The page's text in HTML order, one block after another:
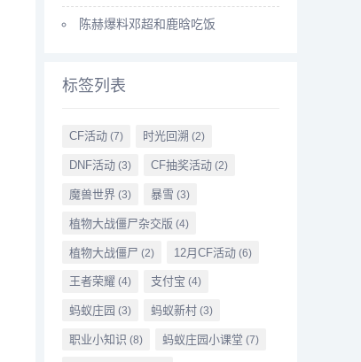
陈赫爆料邓超和鹿晗吃饭
标签列表
CF活动(7) 时光回溯 (2)
DNF活动(3) CF抽奖活动(2)
魔兽世界(3) 暴雪 (3)
植物大战僵尸杂交版 (4)
植物大战僵尸 (2) 12月CF活动(6)
王者荣耀 (4) 支付宝 (4)
蚂蚁庄园 (3) 蚂蚁新村(3)
职业小知识 (8) 蚂蚁庄园小课堂 (7)